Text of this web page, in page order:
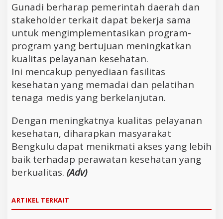
Gunadi berharap pemerintah daerah dan
stakeholder terkait dapat bekerja sama
untuk mengimplementasikan program-
program yang bertujuan meningkatkan
kualitas pelayanan kesehatan.
Ini mencakup penyediaan fasilitas
kesehatan yang memadai dan pelatihan
tenaga medis yang berkelanjutan.
Dengan meningkatnya kualitas pelayanan
kesehatan, diharapkan masyarakat
Bengkulu dapat menikmati akses yang lebih
baik terhadap perawatan kesehatan yang
berkualitas. (Adv)
ARTIKEL TERKAIT